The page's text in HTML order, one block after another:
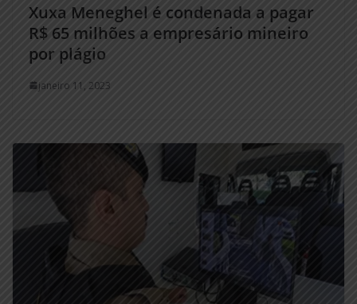
Xuxa Meneghel é condenada a pagar
R$ 65 milhões a empresário mineiro
por plágio
janeiro 11, 2023